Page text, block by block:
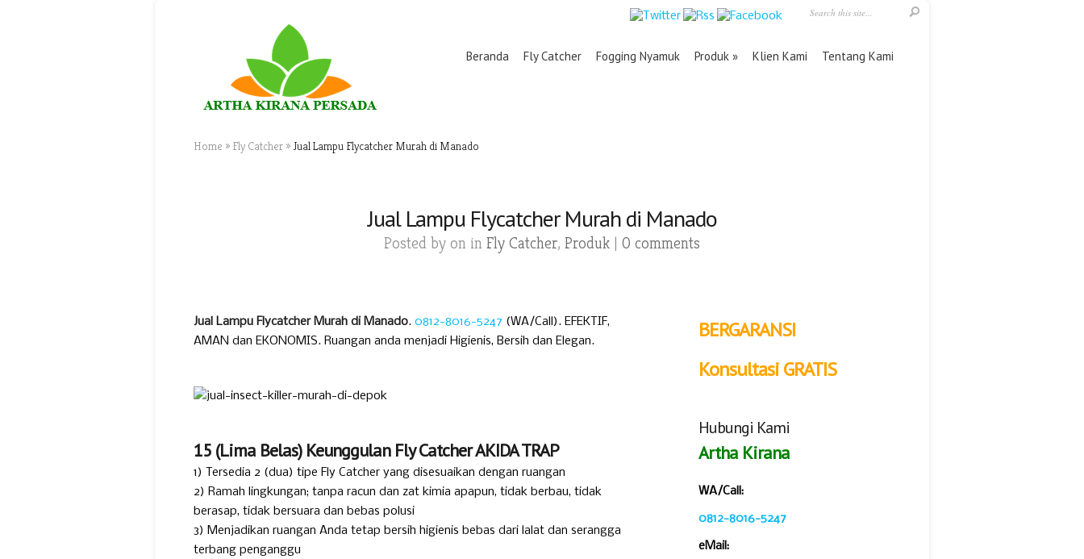
Beranda Fly Catcher Fogging Nyamuk Produk Klien Kami Tentang Kami
Home » Fly Catcher »Jual Lampu Flycatcher Murah di Manado
Jual Lampu Flycatcher Murah di Manado
Posted by on in Fly Catcher, Produk | 0 comments
Jual Lampu Flycatcher Murah di Manado. 0812-8016-5247 (WA/Call). EFEKTIF,
AMAN dan EKONOMIS. Ruangan anda menjadi Higienis, Bersih dan Elegan.
15 (Lima Belas) Keunggulan Fly Catcher AKIDA TRAP
1) Tersedia 2 (dua) tipe Fly Catcher yang disesuaikan dengan ruangan
2) Ramah lingkungan; tanpa racun dan zat kimia apapun, tidak berbau, tidak
berasap, tidak bersuara dan bebas polusi
3) Menjadikan ruangan Anda tetap bersih higienis bebas dari lalat dan serangga
terbang penganggu
BERGARANSI
Konsultasi GRATIS
Hubungi Kami
Artha Kirana
WA/Call:
0812-8016-5247
eMail: